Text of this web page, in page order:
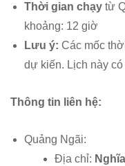
Thời gian chạy từ
khoảng: 12 giờ
Lưu ý: Các mốc
dự kiến. Lịch này
Thông tin liên hệ:
Quảng Ngãi:
Địa chỉ: